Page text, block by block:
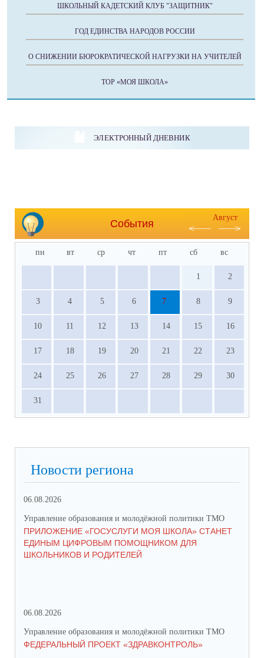
ШКОЛЬНЫЙ КАДЕТСКИЙ КЛУБ "ЗАЩИТНИК"
ГОД ЕДИНСТВА НАРОДОВ РОССИИ
О СНИЖЕНИИ БЮРОКРАТИЧЕСКОЙ НАГРУЗКИ НА УЧИТЕЛЕЙ
ТОР «МОЯ ШКОЛА»
ЭЛЕКТРОННЫЙ ДНЕВНИК
События
Август
пн вт ср чт пт сб вс
1 2
3 4 5 6 7 8 9
10 11 12 13 14 15 16
17 18 19 20 21 22 23
24 25 26 27 28 29 30
31
Новости региона
06.08.2026
Управление образования и молодёжной политики ТМО
ПРИЛОЖЕНИЕ «ГОСУСЛУГИ МОЯ ШКОЛА» СТАНЕТ
ЕДИНЫМ ЦИФРОВЫМ ПОМОЩНИКОМ ДЛЯ
ШКОЛЬНИКОВ И РОДИТЕЛЕЙ
06.08.2026
Управление образования и молодёжной политики ТМО
ФЕДЕРАЛЬНЫЙ ПРОЕКТ «ЗДРАВКОНТРОЛЬ»